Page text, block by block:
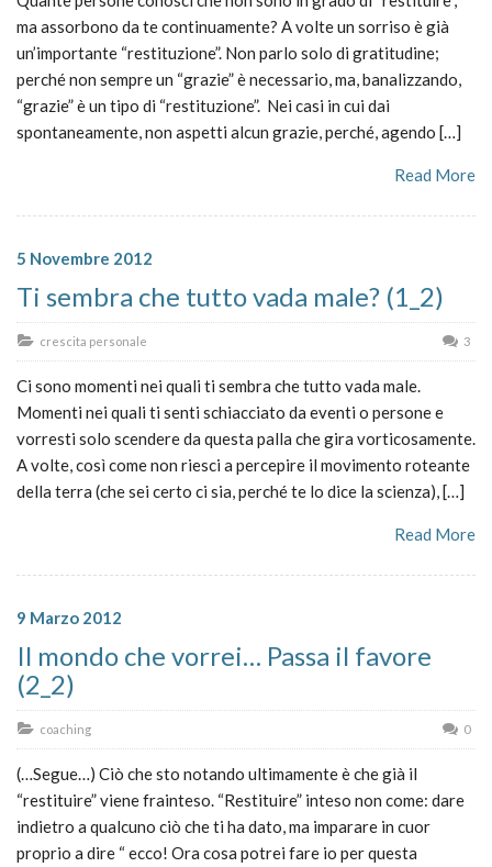
ma assorbono da te continuamente? A volte un sorriso è già
un’importante “restituzione”. Non parlo solo di gratitudine;
perché non sempre un “grazie” è necessario, ma, banalizzando,
“grazie” è un tipo di “restituzione”. Nei casi in cui dai
spontaneamente, non aspetti alcun grazie, perché, agendo […]
Read More
5 Novembre 2012
Ti sembra che tutto vada male? (1_2)
crescita personale 3
Ci sono momenti nei quali ti sembra che tutto vada male.
Momenti nei quali ti senti schiacciato da eventi o persone e
vorresti solo scendere da questa palla che gira vorticosamente.
A volte, così come non riesci a percepire il movimento roteante
della terra (che sei certo ci sia, perché te lo dice la scienza), […]
Read More
9 Marzo 2012
Il mondo che vorrei… Passa il favore
(2_2)
coaching 0
(…Segue…) Ciò che sto notando ultimamente è che già il
“restituire” viene frainteso. “Restituire” inteso non come: dare
indietro a qualcuno ciò che ti ha dato, ma imparare in cuor
proprio a dire “ ecco! Ora cosa potrei fare io per questa